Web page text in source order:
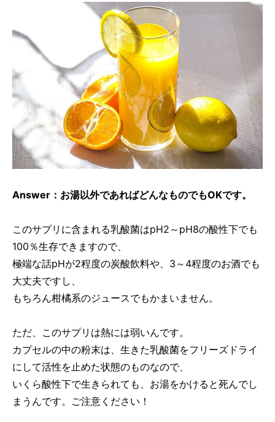
Answer：お湯以外であればどんなものでもOKです。
このサプリに含まれる乳酸菌はpH2～pH8の酸性下でも
100％生存できますので、
極端な話pHが2程度の炭酸飲料や、3～4程度のお酒でも
大丈夫ですし、
もちろん柑橘系のジュースでもかまいません。
ただ、このサプリは熱には弱いんです。
カプセルの中の粉末は、生きた乳酸菌をフリーズドライ
にして活性を止めた状態のものなので、
いくら酸性下で生きられても、お湯をかけると死んでし
まうんです。ご注意ください！